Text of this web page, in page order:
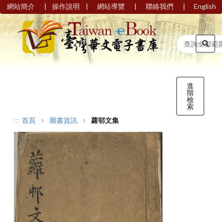
網站簡介 | 操作說明 | 網站導覽 | 聯絡我們 | English
進
階
檢
索
::: 首頁 圖書資訊 蘿邨文集